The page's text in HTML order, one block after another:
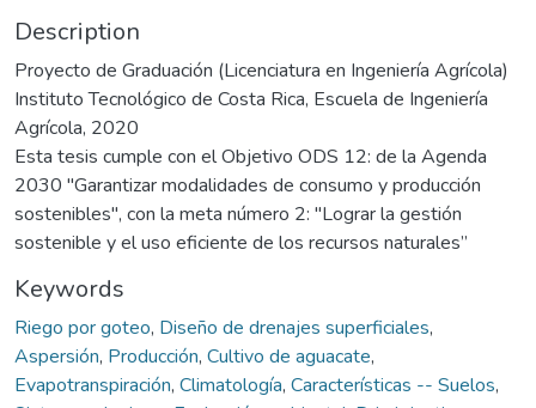
Description
Proyecto de Graduación (Licenciatura en Ingeniería Agrícola)
Instituto Tecnológico de Costa Rica, Escuela de Ingeniería
Agrícola, 2020
Esta tesis cumple con el Objetivo ODS 12: de la Agenda
2030 "Garantizar modalidades de consumo y producción
sostenibles", con la meta número 2: "Lograr la gestión
sostenible y el uso eficiente de los recursos naturales”
Keywords
Riego por goteo, Diseño de drenajes superficiales,
Aspersión, Producción, Cultivo de aguacate,
Evapotranspiración, Climatología, Características -- Suelos,